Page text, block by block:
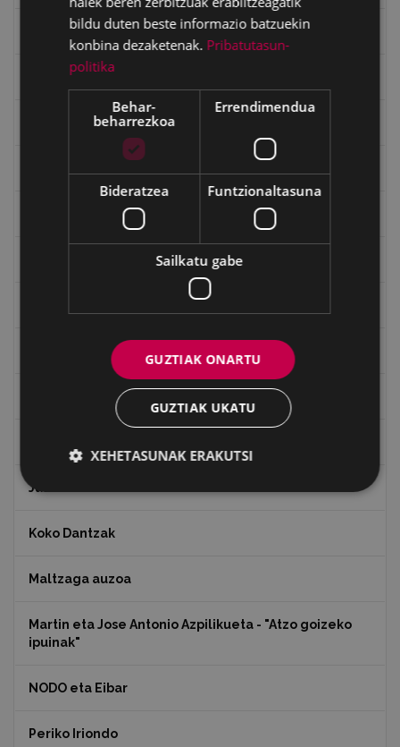
Emakumeak
Errepublika
Gerrako umeak
Ignazio Zuloagaren margolanak Eibarko dendetan
Indalecio Ojanguren, Gipuzkoako Foru Aldundia
Julen Zabaletaren marrazkiak
Koko Dantzak
Maltzaga auzoa
Martin eta Jose Antonio Azpilikueta - "Atzo goizeko
ipuinak"
NODO eta Eibar
Periko Iriondo
bildu duten beste informazio batzuekin
konbina dezaketenak. Pribatutasun-
politika
Behar-
beharrezkoa
Errendimendua
Bideratzea Funtzionaltasuna
Sailkatu gabe
GUZTIAK ONARTU
GUZTIAK UKATU
XEHETASUNAK ERAKUTSI